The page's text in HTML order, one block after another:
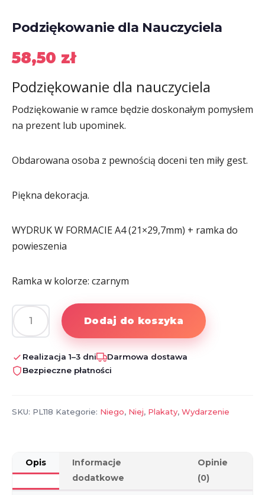
Podziękowanie dla Nauczyciela
58,50 zł
Podziękowanie dla nauczyciela
Podziękowanie w ramce będzie doskonałym pomysłem
na prezent lub upominek.
Obdarowana osoba z pewnością doceni ten miły gest.
Piękna dekoracja.
WYDRUK W FORMACIE A4 (21×29,7mm) + ramka do
powieszenia
Ramka w kolorze: czarnym
ilość
Podziękowanie
dla
Nauczyciela
Dodaj do koszyka
Realizacja 1–3 dni
Darmowa dostawa
Bezpieczne płatności
SKU: PL118 Kategorie: Niego, Niej, Plakaty, Wydarzenie
Opis
Informacje
dodatkowe
Opinie
(0)